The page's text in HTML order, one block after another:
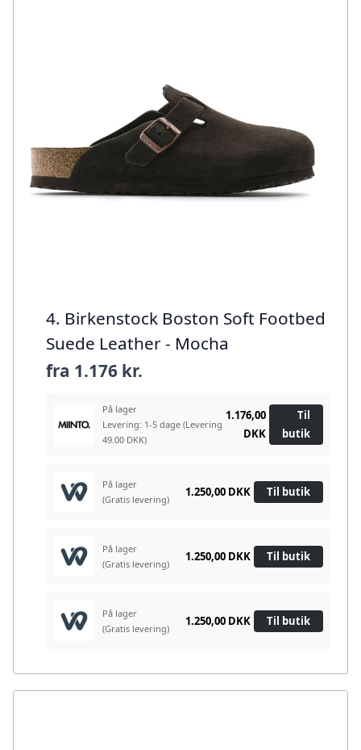
4. Birkenstock Boston Soft Footbed
Suede Leather - Mocha
fra 1.176 kr.
På lager
Levering: 1-5 dage (Levering
49.00 DKK)
1.176,00
DKK
Til
butik
På lager
(Gratis levering)
1.250,00 DKK Til butik
På lager
(Gratis levering)
1.250,00 DKK Til butik
På lager
(Gratis levering)
1.250,00 DKK Til butik